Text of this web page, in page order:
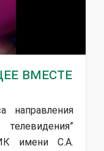
вместе
имени С.А.